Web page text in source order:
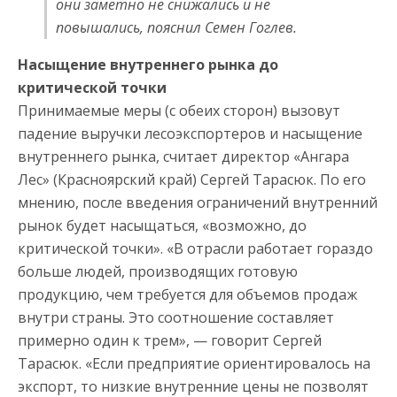
они заметно не снижались и не
повышались, пояснил Семен Гоглев.
Насыщение внутреннего рынка до
критической точки
Принимаемые меры (с обеих сторон) вызовут
падение выручки лесоэкспортеров и насыщение
внутреннего рынка, считает директор «Ангара
Лес» (Красноярский край) Сергей Тарасюк. По его
мнению, после введения ограничений внутренний
рынок будет насыщаться, «возможно, до
критической точки». «В отрасли работает гораздо
больше людей, производящих готовую
продукцию, чем требуется для объемов продаж
внутри страны. Это соотношение составляет
примерно один к трем», — говорит Сергей
Тарасюк. «Если предприятие ориентировалось на
экспорт, то низкие внутренние цены не позволят